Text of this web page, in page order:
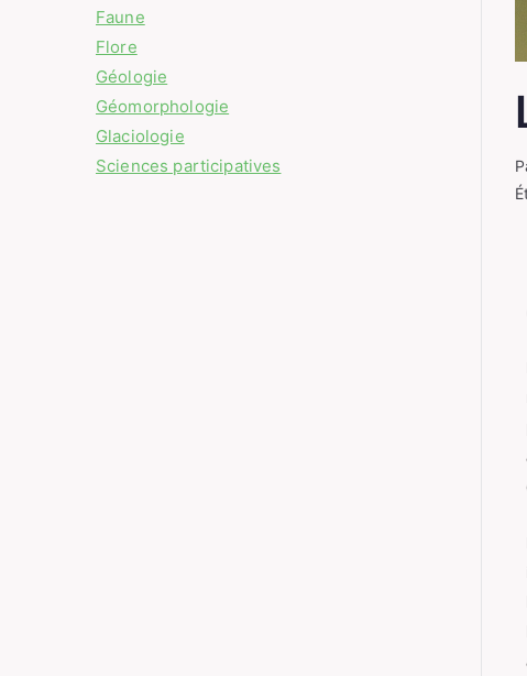
Faune
Flore
Géologie
Géomorphologie
Glaciologie
Sciences participatives